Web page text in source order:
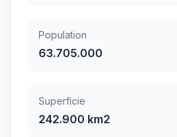
Population
63.705.000
Superficie
242.900 km2